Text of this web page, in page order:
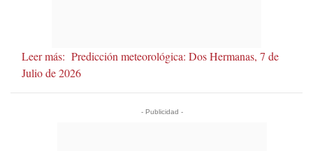
Leer más: Predicción meteorológica: Dos Hermanas, 7 de
Julio de 2026
- Publicidad -